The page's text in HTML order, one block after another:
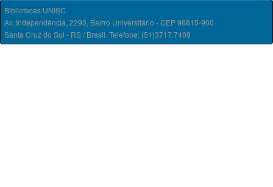
Bibliotecas UNISC
Av. Independência, 2293, Bairro Universitário - CEP 96815-900
Santa Cruz do Sul - RS / Brasil. Telefone: (51)3717.7409